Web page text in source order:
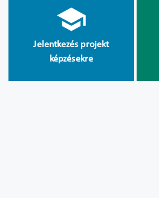
Jelentkezés projekt
képzésekre